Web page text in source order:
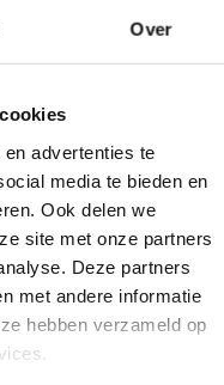
Over
advertenties te
media te bieden en
Ook delen we
site met onze partners
Deze partners
met andere informatie
hebben verzameld op
45.52